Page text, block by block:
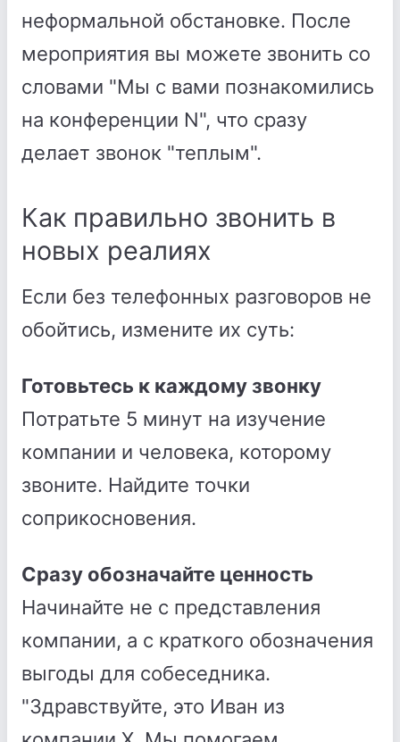
неформальной обстановке. После
мероприятия вы можете звонить со
словами "Мы с вами познакомились
на конференции N", что сразу
делает звонок "теплым".
Как правильно звонить в
новых реалиях
Если без телефонных разговоров не
обойтись, измените их суть:
Готовьтесь к каждому звонку
Потратьте 5 минут на изучение
компании и человека, которому
звоните. Найдите точки
соприкосновения.
Сразу обозначайте ценность
Начинайте не с представления
компании, а с краткого обозначения
выгоды для собеседника.
"Здравствуйте, это Иван из